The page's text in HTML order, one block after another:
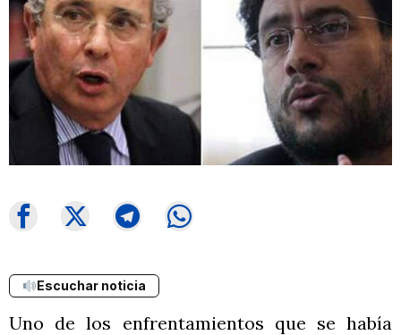
Escuchar noticia
Uno de los enfrentamientos que se había